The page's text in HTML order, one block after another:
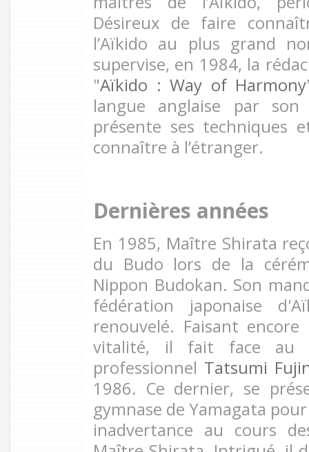
Désireux de faire
l’Aïkido au plus grand
supervise, en 1984, la
"Aïkido : Way of Harmony
langue anglaise par son
présente ses techniques
connaître à l’étranger.
Dernières années
En 1985, Maître Shirata
du Budo lors de la
Nippon Budokan. Son
fédération japonaise
renouvelé. Faisant encore
vitalité, il fait face au
professionnel Tatsumi
1986. Ce dernier, se
gymnase de Yamagata
inadvertance au cours